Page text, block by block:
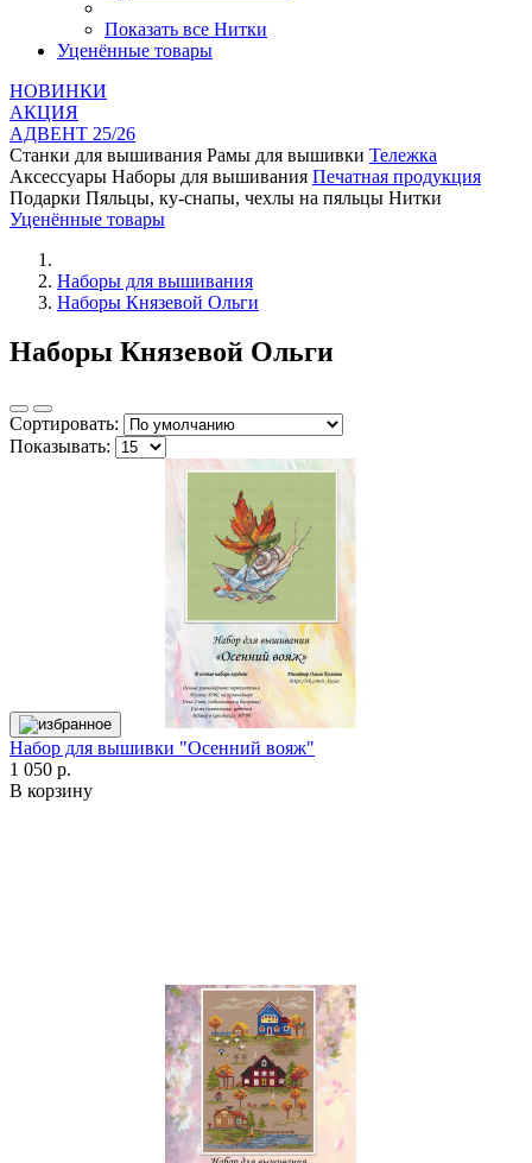
Показать все Нитки
Уценённые товары
НОВИНКИ
AКЦИЯ
АДВЕНТ 25/26
Станки для вышивания Рамы для вышивки Тележка
Аксессуары Наборы для вышивания Печатная продукция
Подарки Пяльцы, ку-снапы, чехлы на пяльцы Нитки
Уценённые товары
Наборы для вышивания
Наборы Князевой Ольги
Наборы Князевой Ольги
Сортировать:
Показывать:
Набор для вышивки "Осенний вояж"
1 050 р.
В корзину